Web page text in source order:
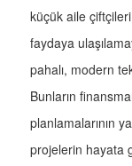
küçük aile
faydaya
pahalı, modern
Bunların
planlamalarının
projelerin hayata